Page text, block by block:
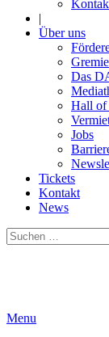
|
Über uns
Das
Hall of
Jobs
Tickets
Kontakt
News
Suchen
nach:
Menu